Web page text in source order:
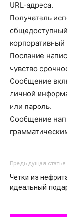
URL-адреса.
Получатель
Послание
чувство
Сообщение
личной
или пароль.
Сообщение
Предыдущая статья
Четки из
идеальный